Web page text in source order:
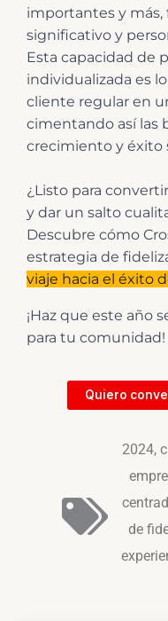
importantes y
significativo y
Esta capacidad de
individualizada es
cliente regular en
cimentando así las
crecimiento y éxito
¿Listo para
y dar un salto
Descubre cómo
estrategia de
viaje hacia el éxito
¡Haz que este año
para tu comunidad!
Quiero
2024,
de